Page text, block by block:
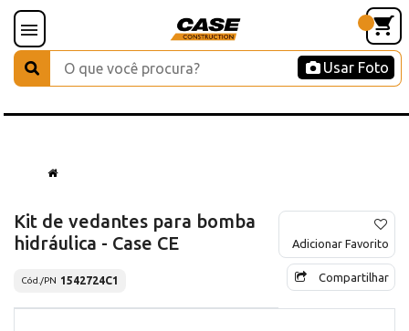
Usar Foto
Kit de vedantes para bomba
hidráulica - Case CE
Cód./PN 1542724C1
Adicionar Favorito
Compartilhar